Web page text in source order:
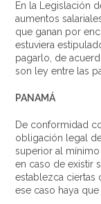
En la Legislación
aumentos
que ganan por
estuviera
pagarlo, de
son ley entre las
PANAMÁ
De conformidad
obligación legal
superior al
en caso de existir
establezca ciertas
ese caso haya que